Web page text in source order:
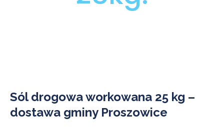
Sól drogowa workowana 25 kg –
dostawa gminy Proszowice